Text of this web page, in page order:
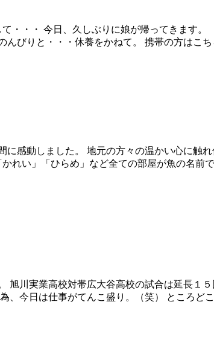
・・・ 今日、久しぶりに娘が帰ってきます
びりと・・・休養をかねて。 携帯の方はこ
感動しました。 地元の方々の温かい心に触
れい」「ひらめ」など全ての部屋が魚の名前
川実業高校対帯広大谷高校の試合は延長１
今日は仕事がてんこ盛り。（笑） ところど